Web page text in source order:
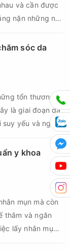
và cần được
nặn những nốt
trùng, để lại
sóc da
tổn thương vi
là giai đoạn da
suy yếu và nguy
sẹo sẽ tăng lên
việc chăm sóc
nhanh hơn
và hạn chế các
y khoa
mụn mà còn
thâm và ngăn
lấy nhân mụn